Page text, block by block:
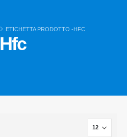
ETICHETTA PRODOTTO -HFC
Hfc